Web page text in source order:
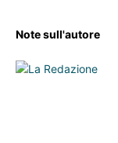
Note sull'autore